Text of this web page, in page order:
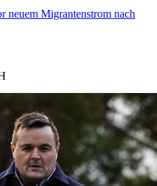
neuem Migrantenstrom nach